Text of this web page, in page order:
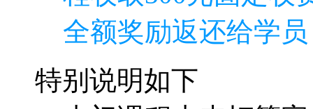
就是正确的方向再
要付出巨大的劳动
而废，浪费了讲师